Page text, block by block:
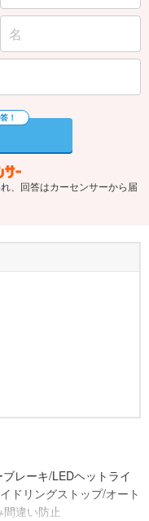
、回答はカーセンサーから届
レーキ/LEDヘットライ
ドリングストップ/オート
違い防止